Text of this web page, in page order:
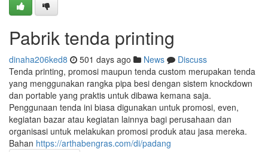
Pabrik tenda printing
dinaha206ked8 501 days ago News
Discuss
Tenda printing, promosi maupun tenda custom merupakan tenda
yang menggunakan rangka pipa besi dengan sistem knockdown
dan portable yang praktis untuk dibawa kemana saja.
Penggunaan tenda ini biasa digunakan untuk promosi, even,
kegiatan bazar atau kegiatan lainnya bagi perusahaan dan
organisasi untuk melakukan promosi produk atau jasa mereka.
Bahan https://arthabengras.com/di/padang